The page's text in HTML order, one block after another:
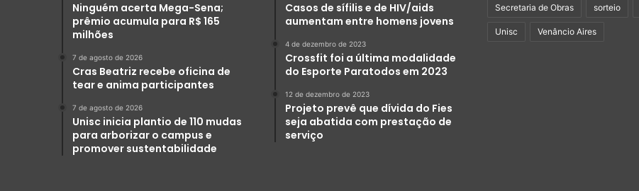
Ninguém acerta Mega-Sena;
prêmio acumula para R$ 165
milhões
7 de agosto de 2026
Cras Beatriz recebe oficina de
tear e anima participantes
7 de agosto de 2026
Unisc inicia plantio de 110 mudas
para arborizar o campus e
promover sustentabilidade
Casos de sífilis e de HIV/aids
aumentam entre homens jovens
4 de dezembro de 2023
Crossfit foi a última modalidade
do Esporte Paratodos em 2023
12 de dezembro de 2023
Projeto prevê que dívida do Fies
seja abatida com prestação de
serviço
Secretaria de Obras sorteio
Unisc Venâncio Aires